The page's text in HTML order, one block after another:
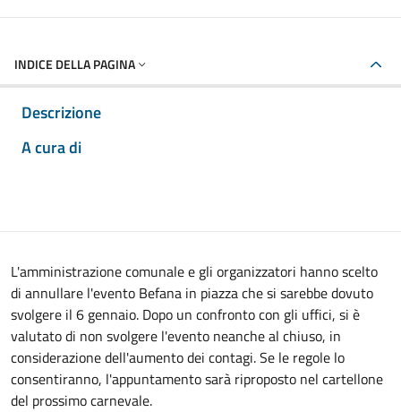
INDICE DELLA PAGINA
Descrizione
A cura di
L'amministrazione comunale e gli organizzatori hanno scelto
di annullare l'evento Befana in piazza che si sarebbe dovuto
svolgere il 6 gennaio. Dopo un confronto con gli uffici, si è
valutato di non svolgere l'evento neanche al chiuso, in
considerazione dell'aumento dei contagi. Se le regole lo
consentiranno, l'appuntamento sarà riproposto nel cartellone
del prossimo carnevale.